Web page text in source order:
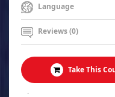
Language
Reviews (0)
Take This
.